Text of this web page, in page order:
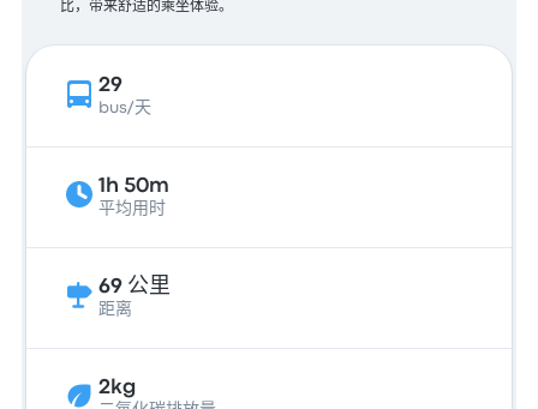
比，带来舒适的乘坐体验。
29
bus/天
1h 50m
平均用时
69 公里
距离
2kg